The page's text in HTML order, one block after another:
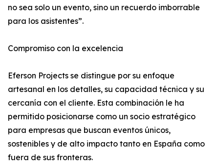
no sea solo un evento, sino un recuerdo imborrable
para los asistentes”.
Compromiso con la excelencia
Eferson Projects se distingue por su enfoque
artesanal en los detalles, su capacidad técnica y su
cercanía con el cliente. Esta combinación le ha
permitido posicionarse como un socio estratégico
para empresas que buscan eventos únicos,
sostenibles y de alto impacto tanto en España como
fuera de sus fronteras.